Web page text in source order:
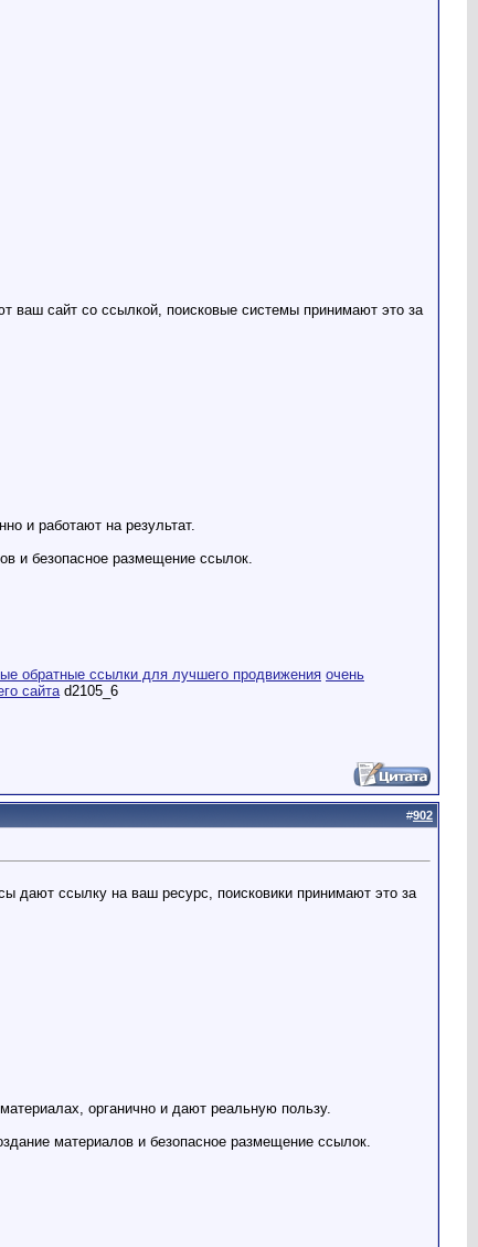
ваш сайт со ссылкой, поисковые системы принимают это за
и работают на результат.
и безопасное размещение ссылок.
обратные ссылки для лучшего продвижения очень
сайтаd2105_6
#902
дают ссылку на ваш ресурс, поисковики принимают это за
органично и дают реальную пользу.
материалов и безопасное размещение ссылок.